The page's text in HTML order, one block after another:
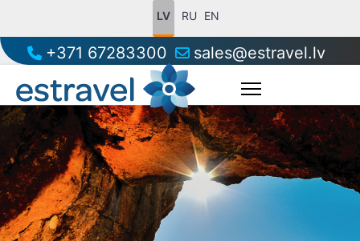
LV RU EN
+371 67283300 sales@estravel.lv